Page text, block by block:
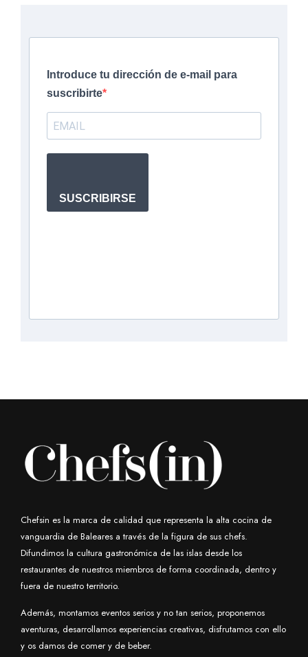
Introduce tu dirección de e-mail para
suscribirte
SUSCRIBIRSE
Chefsin es la marca de calidad que representa la alta cocina de
vanguardia de Baleares a través de la figura de sus chefs.
Difundimos la cultura gastronómica de las islas desde los
restaurantes de nuestros miembros de forma coordinada, dentro y
fuera de nuestro territorio.
Además, montamos eventos serios y no tan serios, proponemos
aventuras, desarrollamos experiencias creativas, disfrutamos con ello
y os damos de comer y de beber.